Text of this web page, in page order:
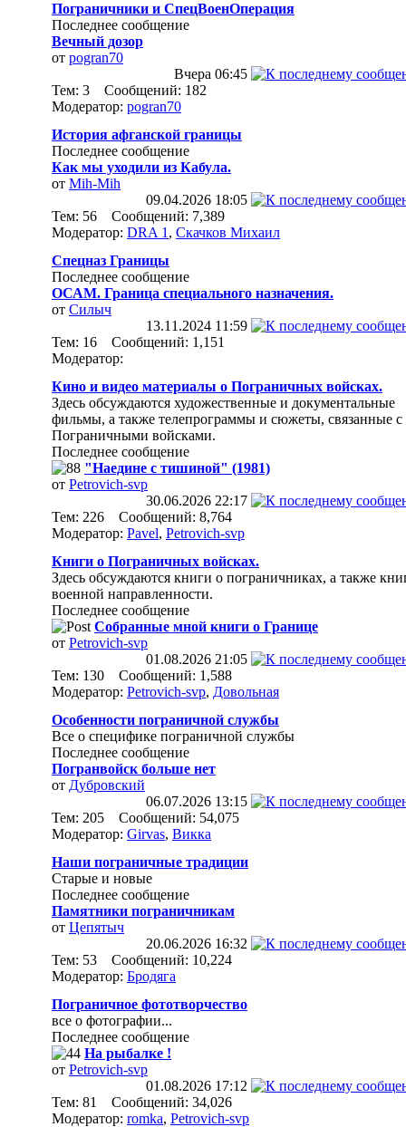
Пограничники и СпецВоенОперация
Последнее сообщение
Вечный дозор
от pogran70
Вчера 06:45
Тем: 3 Сообщений: 182
Модератор: pogran70
История афганской границы
Последнее сообщение
Как мы уходили из Кабула.
от Mih-Mih
09.04.2026 18:05
Тем: 56 Сообщений: 7,389
Модератор: DRA 1 , Скачков Михаил
Спецназ Границы
Последнее сообщение
ОСАМ. Граница специального назначения.
от Силыч
13.11.2024 11:59
Тем: 16 Сообщений: 1,151
Модератор:
Кино и видео материалы о Пограничных войсках.
Здесь обсуждаются художественные и документальные
фильмы, а также телепрограммы и сюжеты, связанные с
Пограничными войсками.
Последнее сообщение
"Наедине с тишиной" (1981)
от Petrovich-svp
30.06.2026 22:17
Тем: 226 Сообщений: 8,764
Модератор: Pavel, Petrovich-svp
Книги о Пограничных войсках.
Здесь обсуждаются книги о пограничниках, а также
военной направленности.
Последнее сообщение
Собранные мной книги о Границе
от Petrovich-svp
01.08.2026 21:05
Тем: 130 Сообщений: 1,588
Модератор: Petrovich-svp, Довольная
Особенности пограничной службы
Все о специфике пограничной службы
Последнее сообщение
Погранвойск больше нет
от Дубровский
06.07.2026 13:15
Тем: 205 Сообщений: 54,075
Модератор: Girvas, Викка
Наши пограничные традиции
Старые и новые
Последнее сообщение
Памятники пограничникам
от Цепятыч
20.06.2026 16:32
Тем: 53 Сообщений: 10,224
Модератор: Бродяга
Пограничное фототворчество
все о фотографии...
Последнее сообщение
На рыбалке !
от Petrovich-svp
01.08.2026 17:12
Тем: 81 Сообщений: 34,026
Модератор: romka, Petrovich-svp